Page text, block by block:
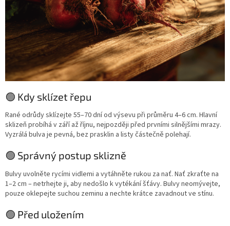
🟢 Kdy sklízet řepu
Rané odrůdy sklízejte 55–70 dní od výsevu při průměru 4–6 cm. Hlavní
sklizeň probíhá v září až říjnu, nejpozději před prvními silnějšími mrazy.
Vyzrálá bulva je pevná, bez prasklin a listy částečně polehají.
🟢 Správný postup sklizně
Bulvy uvolněte rycími vidlemi a vytáhněte rukou za nať. Nať zkraťte na
1–2 cm – netrhejte ji, aby nedošlo k vytékání šťávy. Bulvy neomývejte,
pouze oklepejte suchou zeminu a nechte krátce zavadnout ve stínu.
🟢 Před uložením